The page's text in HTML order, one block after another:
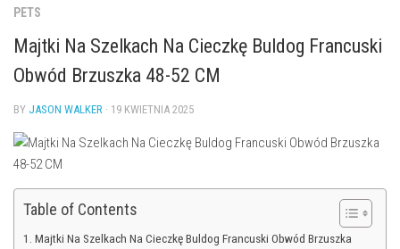
PETS
Majtki Na Szelkach Na Cieczkę Buldog Francuski
Obwód Brzuszka 48-52 CM
BY JASON WALKER · 19 KWIETNIA 2025
Table of Contents
Majtki Na Szelkach Na Cieczkę Buldog Francuski Obwód Brzuszka